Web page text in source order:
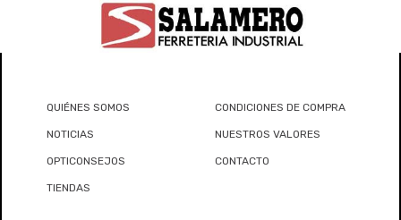
QUIÉNES SOMOS CONDICIONES DE COMPRA
NOTICIAS NUESTROS VALORES
OPTICONSEJOS CONTACTO
TIENDAS